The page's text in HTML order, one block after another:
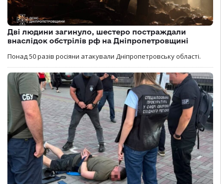
Дві людини загинуло, шестеро постраждали
внаслідок обстрілів рф на Дніпропетровщині
Понад 50 разів росіяни атакували Дніпропетровську області.